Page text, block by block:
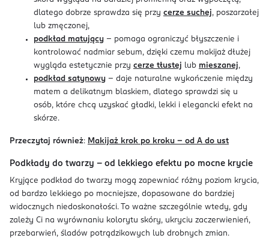
dlatego dobrze sprawdza się przy cerze suchej, poszarzałej
lub zmęczonej,
podkład matujący – pomaga ograniczyć błyszczenie i
kontrolować nadmiar sebum, dzięki czemu makijaż dłużej
wygląda estetycznie przy cerze tłustej lub mieszanej,
podkład satynowy – daje naturalne wykończenie między
matem a delikatnym blaskiem, dlatego sprawdzi się u
osób, które chcą uzyskać gładki, lekki i elegancki efekt na
skórze.
Przeczytaj również: Makijaż krok po kroku – od A do ust
Podkłady do twarzy – od lekkiego efektu po mocne krycie
Kryjące podkład do twarzy mogą zapewniać różny poziom krycia,
od bardzo lekkiego po mocniejsze, dopasowane do bardziej
widocznych niedoskonałości. To ważne szczególnie wtedy, gdy
zależy Ci na wyrównaniu kolorytu skóry, ukryciu zaczerwienień,
przebarwień, śladów potrądzikowych lub drobnych zmian.